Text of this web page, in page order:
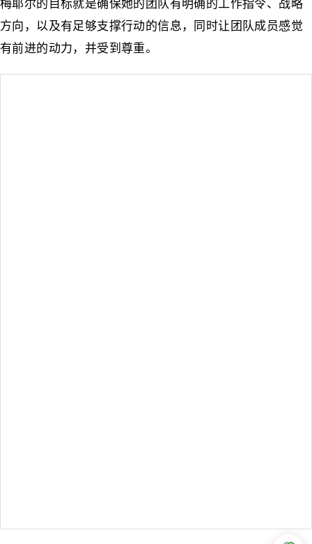
梅耶尔的目标就是确保她的团队有明确的工作指令、战略
方向，以及有足够支撑行动的信息，同时让团队成员感觉
有前进的动力，并受到尊重。